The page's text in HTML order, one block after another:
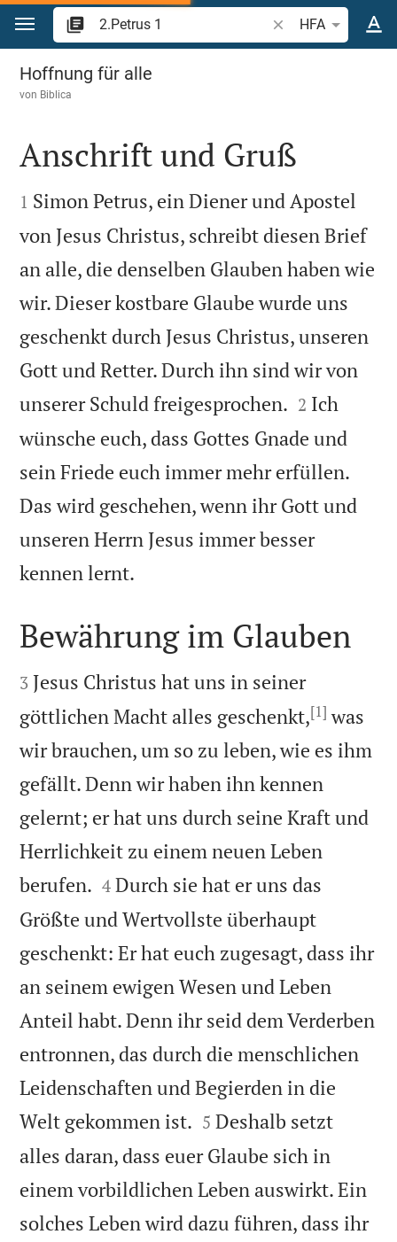
Zum Inhalt springen
Bibelstelle oder
HFA
2.Petrus 1
Hoffnung für alle
von Biblica

Anschrift und Gruß

1 Simon Petrus, ein Diener und Apostel
von Jesus Christus, schreibt diesen Brief
an alle, die denselben Glauben haben wie
wir. Dieser kostbare Glaube wurde uns
geschenkt durch Jesus Christus, unseren
Gott und Retter. Durch ihn sind wir von
unserer Schuld freigesprochen. 

2 Ich
wünsche euch, dass Gottes Gnade und
sein Friede euch immer mehr erfüllen.
Das wird geschehen, wenn ihr Gott und
unseren Herrn Jesus immer besser
kennen lernt.

Bewährung im Glauben

3 Jesus Christus hat uns in seiner
göttlichen Macht alles geschenkt,[1] was
wir brauchen, um so zu leben, wie es ihm
gefällt. Denn wir haben ihn kennen
gelernt; er hat uns durch seine Kraft und
Herrlichkeit zu einem neuen Leben
berufen. 

4 Durch sie hat er uns das
Größte und Wertvollste überhaupt
geschenkt: Er hat euch zugesagt, dass ihr
an seinem ewigen Wesen und Leben
Anteil habt. Denn ihr seid dem Verderben
entronnen, das durch die menschlichen
Leidenschaften und Begierden in die
Welt gekommen ist. 

5 Deshalb setzt
alles daran, dass euer Glaube sich in
einem vorbildlichen Leben auswirkt. Ein
solches Leben wird dazu führen, dass ihr